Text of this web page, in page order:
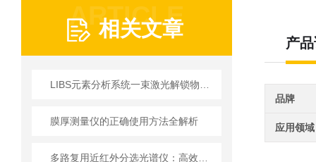
ARTICLE
相关文章
膜厚测量仪的正确使用方法全解析
产
品牌
应用领域